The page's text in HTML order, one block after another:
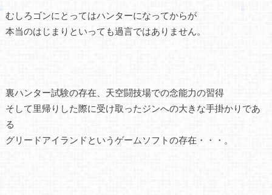
むしろゴンにとってはハンターになってからが
本当のはじまりといっても過言ではありません。
裏ハンター試験の存在、天空闘技場での念能力の習得
そして里帰りした際に受け取ったジンへの大きな手掛かりであ
る
グリードアイランドというゲームソフトの存在・・・。